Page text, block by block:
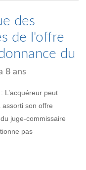
des
de l'offre
du
8 ans
: L’acquéreur peut
assorti son offre
juge-commissaire
pas